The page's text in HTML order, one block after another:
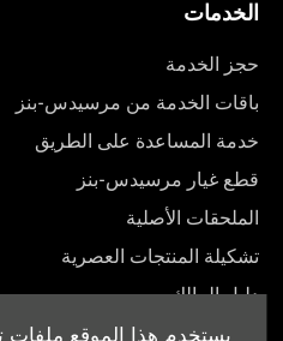
يستخدم هذا الموقع ملفات
الخدمات
حجز الخدمة
باقات الخدمة من مرسيدس-بنز
خدمة المساعدة على الطريق
قطع غيار مرسيدس-بنز
الملحقات الأصلية
تشكيلة المنتجات العصرية
دليل المالك